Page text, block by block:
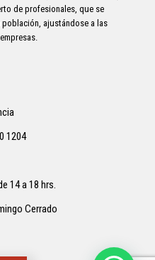
de profesionales, que se
ajustándose a las
1204
14 a 18 hrs.
Cerrado